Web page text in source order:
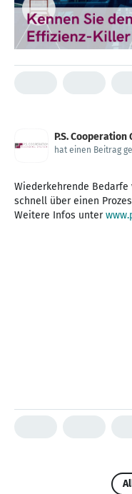
P.S. Cooperation
hat einen Beitrag
Wiederkehrende Bedarfe
schnell über einen
Weitere Infos unter